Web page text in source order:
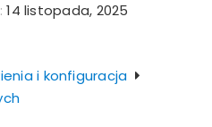
14 listopada, 2025
i konfiguracja